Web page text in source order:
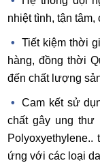
nhiệt tình, tận
Tiết kiệm thời
hàng, đồng thời
đến chất lượng
Cam kết sử
chất gây ung thư
Polyoxyethylene..
ứng với các loại